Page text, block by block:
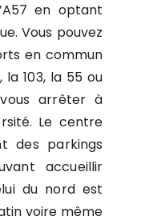
en optant
Vous pouvez
en commun
la 103, la 55 ou
arrêter à
Le centre
des parkings
accueillir
du nord est
voire même